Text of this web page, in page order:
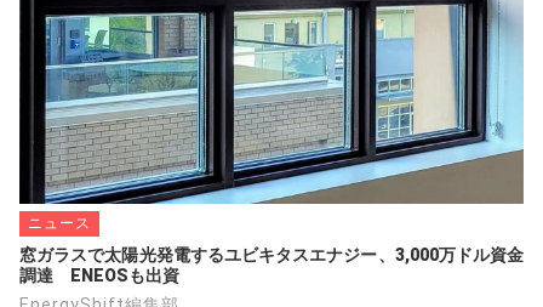
ニュース
窓ガラスで太陽光発電するユビキタスエナジー、3,000万ドル資金
調達　ENEOSも出資